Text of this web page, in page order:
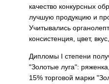
качество конкурсных
лучшую продукцию и
Учитывались
консистенция, цвет,
Дипломы I степени
"Золотые луга":
15% торговой марки